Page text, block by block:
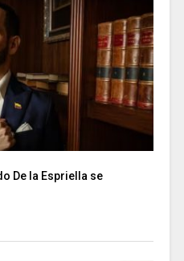
De la Espriella se